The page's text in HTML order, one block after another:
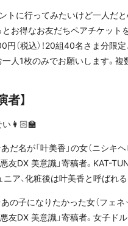
ントに行ってみたいけど一人だ
お得なお友だちペアチケットを
円（税込）！20組40名さま分限
一人1枚のみでお願いします。
者】
い👩🏻‍🏫
あだ名が「叶美香」の女（ニシキヘ
悪友DX 美意識」寄稿者。KAT-
ニア、化粧後は叶美香と呼ばれ
あの子になりたかった女（フェネ
悪友DX 美意識」寄稿者。女子